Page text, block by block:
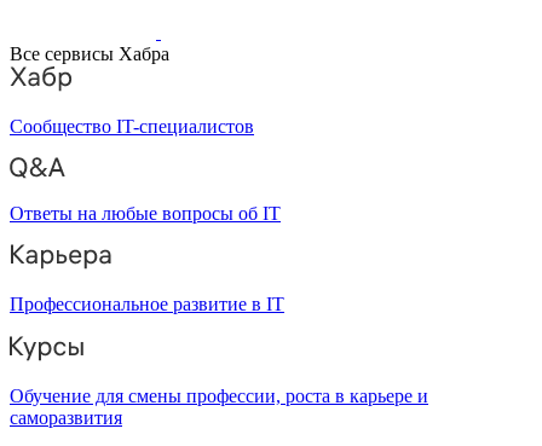
Все сервисы Хабра
Сообщество IT-специалистов
Ответы на любые вопросы об IT
Профессиональное развитие в IT
Обучение для смены профессии, роста в карьере и
саморазвития